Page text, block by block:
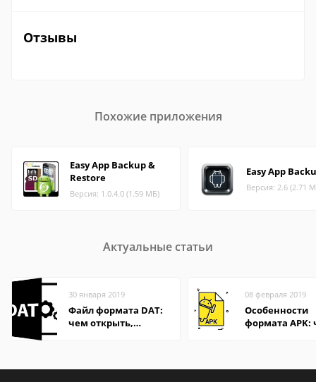
Отзывы
Похожие приложения
Easy App Backup &
Restore
Версия: 1.0.4.0 (1.59 МБ)
Easy App
Версия: 2.6 (2.71
Актуальные статьи
30 января 2019
Файл формата DAT:
чем открыть,
08 февраля 2019
Особенности
формата APK: